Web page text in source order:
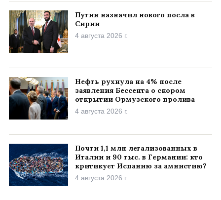
Путин назначил нового посла в
Сирии
4 августа 2026 г.
Нефть рухнула на 4% после
заявления Бессента о скором
открытии Ормузского пролива
4 августа 2026 г.
Почти 1,1 млн легализованных в
Италии и 90 тыс. в Германии: кто
критикует Испанию за амнистию?
4 августа 2026 г.